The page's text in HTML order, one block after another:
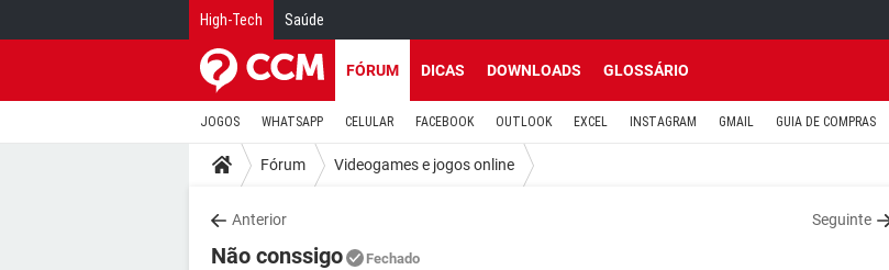
High-Tech Saúde
FÓRUM DICAS DOWNLOADS GLOSSÁRIO
JOGOS WHATSAPP CELULAR FACEBOOK OUTLOOK EXCEL INSTAGRAM GMAIL GUIA DE COMPRAS
Fórum Videogames e jogos online
Anterior Seguinte
Não conssigo Fechado